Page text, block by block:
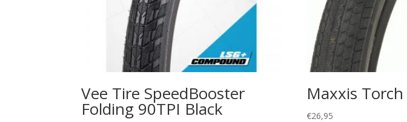
Vee Tire SpeedBooster
Folding 90TPI Black
Maxxis
€26,95